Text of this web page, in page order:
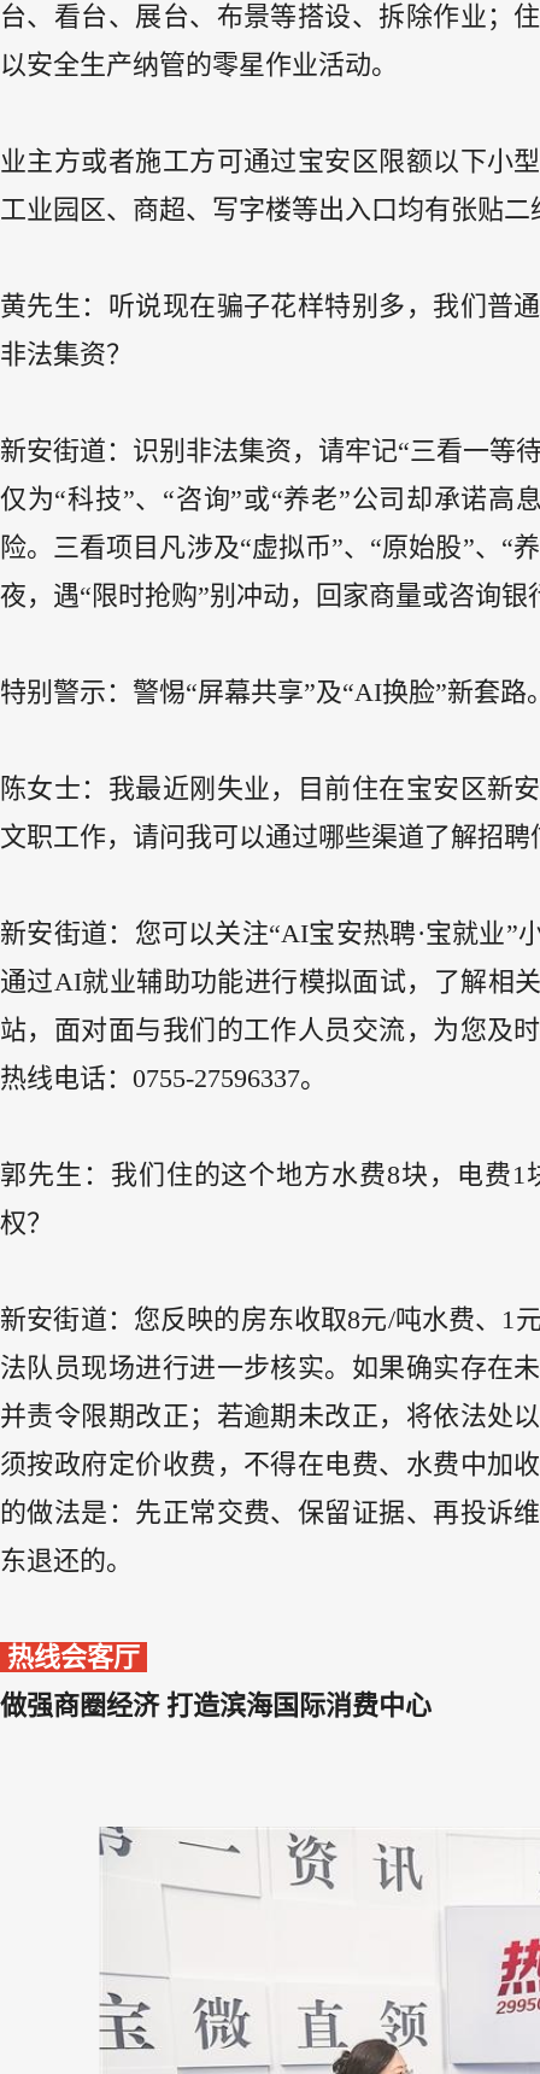
台、看台、展台、布景等搭设、拆除作业；
以安全生产纳管的零星作业活动。
业主方或者施工方可通过宝安区限额以下小
工业园区、商超、写字楼等出入口均有张贴二
黄先生：听说现在骗子花样特别多，我们普
非法集资？
新安街道：识别非法集资，请牢记“三看一等
仅为“科技”、“咨询”或“养老”公司却承诺高
险。三看项目凡涉及“虚拟币”、“原始股”、
夜，遇“限时抢购”别冲动，回家商量或咨询
特别警示：警惕“屏幕共享”及“AI换脸”新套
陈女士：我最近刚失业，目前住在宝安区新
文职工作，请问我可以通过哪些渠道了解招聘
新安街道：您可以关注“AI宝安热聘·宝就业
通过AI就业辅助功能进行模拟面试，了解相
站，面对面与我们的工作人员交流，为您及
热线电话：0755-27596337。
郭先生：我们住的这个地方水费8块，电费
权？
新安街道：您反映的房东收取8元/吨水费、1
法队员现场进行进一步核实。如果确实存在
并责令限期改正；若逾期未改正，将依法处
须按政府定价收费，不得在电费、水费中加
的做法是：先正常交费、保留证据、再投诉
东退还的。
热线会客厅
做强商圈经济 打造滨海国际消费中心